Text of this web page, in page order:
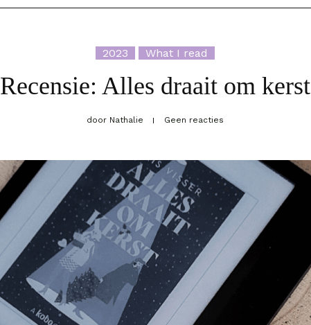
2023 What I read
Recensie: Alles draait om kerst
door Nathalie Geen reacties